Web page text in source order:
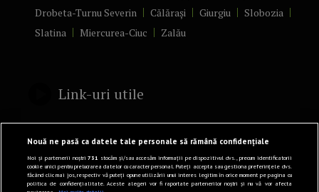
Drobeta-Turnu Severin
Călărași Giurgiu
Slobozia
Slatina
Miercurea-Ciuc Zalău
Link-uri utile
Politică de confidențialitate
Termeni și Condiții
Mediakit Zile si Nopti
Nouă ne pasă ca datele tale personale să rămână confidențiale
Noi și partenerii noștri731 stocăm și/sau accesăm informații pe dispozitivul dvs., precum identificatorii
cookie unici pentru prelucrarea datelor cu caracter personal. Puteți accepta sau gestiona preferințele dvs.
făcând clic mai jos, respectiv vă puteți opune utilizării unui interes legitim în orice moment pe pagina cu
politica de confidențialitate. Aceste alegeri vor fi raportate partenerilor noștri și nu vă vor afecta